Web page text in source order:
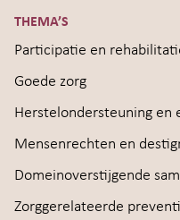
THEMA’S
Participatie en
Goede zorg
Herstelondersteuning en
Mensenrechten en
Domeinoverstijgende
Zorggerelateerde